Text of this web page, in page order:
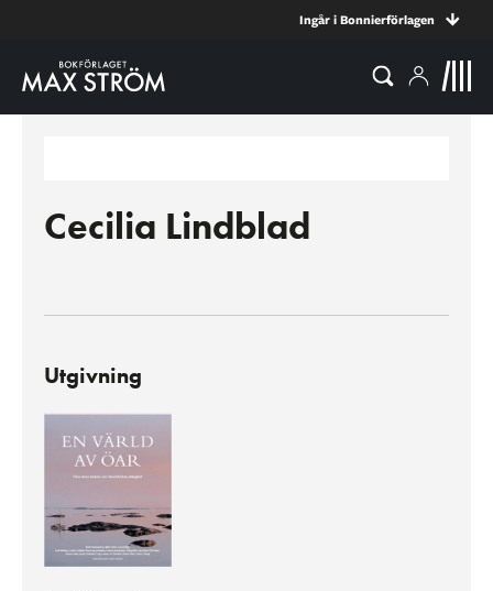
Ingår i Bonnierförlagen
Cecilia Lindblad
Utgivning